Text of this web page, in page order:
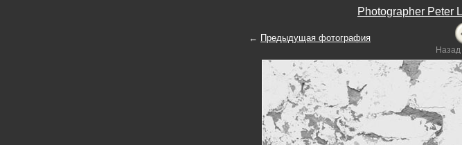
Photographer Peter
← Предыдущая фотография
Назад